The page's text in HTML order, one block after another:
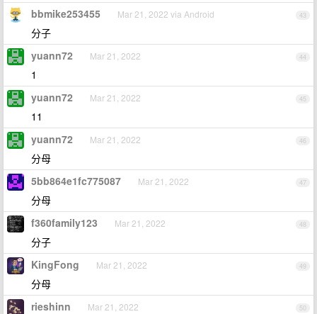
43
bbmike253455 Mar 21, 2022 via Android
分子
44
yuann72 Mar 21, 2022
1
45
yuann72 Mar 21, 2022
11
46
yuann72 Mar 21, 2022
分母
47
5bb864e1fc775087 Mar 21, 2022
分母
48
f360family123 Mar 21, 2022
分子
49
KingFong Mar 21, 2022
分母
50
rieshinn Mar 21, 2022